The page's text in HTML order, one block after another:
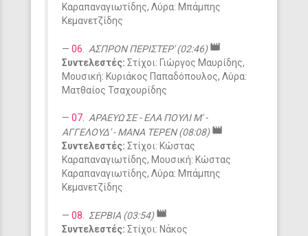
Καραπαναγιωτίδης, Λύρα: Μπάμπης
Κεμανετζίδης
06. ΑΣΠΡΟΝ ΠΕΡΙΣΤΕΡ' (02:46) movie
Συντελεστές: Στίχοι: Γιώργος Μαυρίδης,
Μουσική: Κυριάκος Παπαδόπουλος, Λύρα:
Ματθαίος Τσαχουρίδης
07. ΑΡΑΕΥΩ ΣΕ - ΕΛΑ ΠΟΥΛΙ Μ' -
ΑΓΓΕΛΟΥΔ' - ΜΑΝΑ ΤΕΡΕΝ (08:08) movie
Συντελεστές: Στίχοι: Κώστας
Καραπαναγιωτίδης, Μουσική: Κώστας
Καραπαναγιωτίδης, Λύρα: Μπάμπης
Κεμανετζίδης
08. ΣΕΡΒΙΑ (03:54) movie
Συντελεστές: Στίχοι: Νάκος